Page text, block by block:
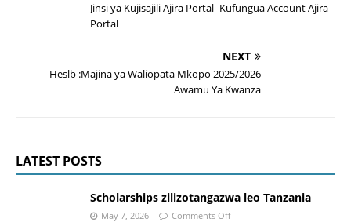
Jinsi ya Kujisajili Ajira Portal -Kufungua Account Ajira
Portal
NEXT
Heslb :Majina ya Waliopata Mkopo 2025/2026
Awamu Ya Kwanza
LATEST POSTS
Scholarships zilizotangazwa leo Tanzania
May 7, 2026 Comments Off